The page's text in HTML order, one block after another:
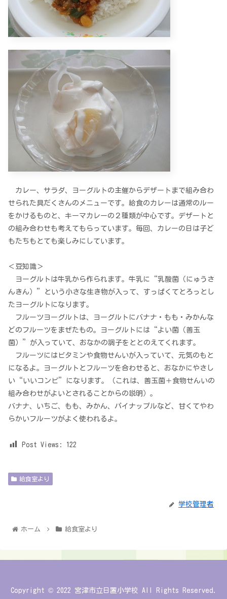
カレー、サラダ、ヨーグルトの主催からデザートまで組み合わ
せられた具だくさんのメニューです。給食のカレーは通常のルー
をかけるものと、キーマカレーの２種類が中心です。デザートと
の組み合わせも考えてもらっています。毎回、カレーの日は子ど
もたちもとても楽しみにしています。
＜豆知識＞
ヨーグルトは牛乳から作られます。牛乳に“乳酸菌（にゅうさ
んきん）”という小さな生き物が入って、すっぱくてとろっとし
たヨーグルトになります。
フルーツヨーグルトは、ヨーグルトにバナナ・もも・みかんな
どのフルーツをまぜたもの。ヨーグルトには“よい菌（善玉
菌）”が入っていて、おなかの調子をととのえてくれます。
フルーツにはビタミンや食物せんいが入っていて、元気のもと
になるよ。ヨーグルトとフルーツを合わせると、おなかにやさし
い“いいコンビ”になります。（これは、善玉菌＋食物せんいの
組み合わせがよいとされることからの説明）。
バナナ、いちご、もも、みかん、パイナップルなど、甘くてやわ
らかいフルーツがよく使われるよ。
Post Views: 122
給食室より
学校管理者
ホーム 給食室より
Copyright © 2022 宮津市立日置小学校 All Rights Reserved.